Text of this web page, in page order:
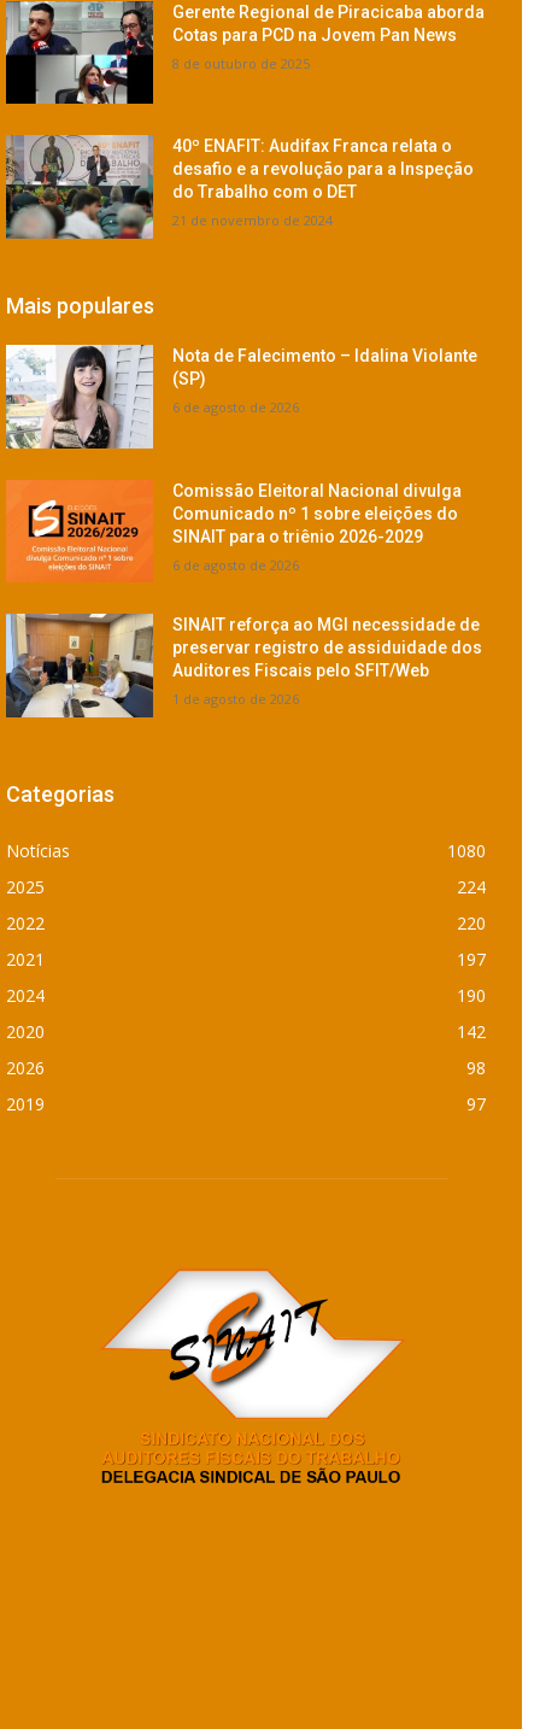
Gerente Regional de Piracicaba aborda
Cotas para PCD na Jovem Pan News
8 de outubro de 2025
40º ENAFIT: Audifax Franca relata o
desafio e a revolução para a Inspeção
do Trabalho com o DET
21 de novembro de 2024
Mais populares
Nota de Falecimento – Idalina Violante
(SP)
6 de agosto de 2026
Comissão Eleitoral Nacional divulga
Comunicado nº 1 sobre eleições do
SINAIT para o triênio 2026-2029
6 de agosto de 2026
SINAIT reforça ao MGI necessidade de
preservar registro de assiduidade dos
Auditores Fiscais pelo SFIT/Web
1 de agosto de 2026
Categorias
Notícias
1080
2025
224
2022
220
2021
197
2024
190
2020
142
2026
98
2019
97